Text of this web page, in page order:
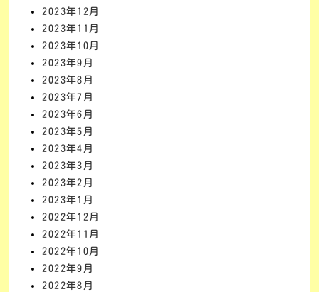
2023年12月
2023年11月
2023年10月
2023年9月
2023年8月
2023年7月
2023年6月
2023年5月
2023年4月
2023年3月
2023年2月
2023年1月
2022年12月
2022年11月
2022年10月
2022年9月
2022年8月